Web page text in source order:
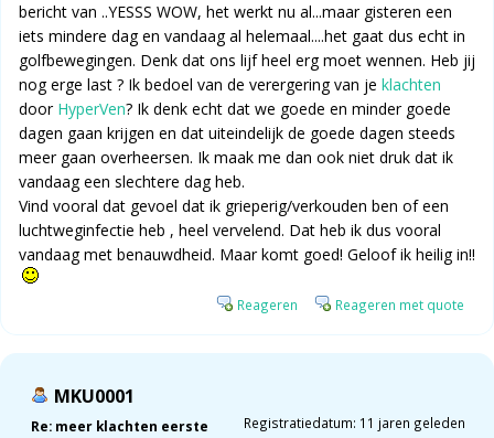
bericht van ..YESSS WOW, het werkt nu al...maar gisteren een
iets mindere dag en vandaag al helemaal....het gaat dus echt in
golfbewegingen. Denk dat ons lijf heel erg moet wennen. Heb jij
nog erge last ? Ik bedoel van de verergering van je klachten
door HyperVen? Ik denk echt dat we goede en minder goede
dagen gaan krijgen en dat uiteindelijk de goede dagen steeds
meer gaan overheersen. Ik maak me dan ook niet druk dat ik
vandaag een slechtere dag heb.
Vind vooral dat gevoel dat ik grieperig/verkouden ben of een
luchtweginfectie heb , heel vervelend. Dat heb ik dus vooral
vandaag met benauwdheid. Maar komt goed! Geloof ik heilig in!!
Reageren Reageren met quote
MKU0001
Re: meer klachten eerste
Registratiedatum: 11 jaren geleden